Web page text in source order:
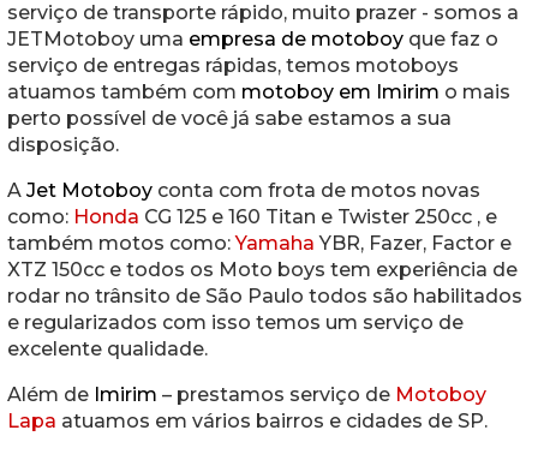
serviço de transporte rápido, muito prazer - somos a
JETMotoboy uma empresa de motoboy que faz o
serviço de entregas rápidas, temos motoboys
atuamos também com motoboy em Imirim o mais
perto possível de você já sabe estamos a sua
disposição.
AJet Motoboy conta com frota de motos novas
como: Honda CG 125 e 160 Titan e Twister 250cc , e
também motos como:Yamaha YBR, Fazer, Factor e
XTZ 150cc e todos os Moto boys tem experiência de
rodar no trânsito de São Paulo todos são habilitados
e regularizados com isso temos um serviço de
excelente qualidade.
Além de Imirim – prestamos serviço de Motoboy
Lapa atuamos em vários bairros e cidades de SP.